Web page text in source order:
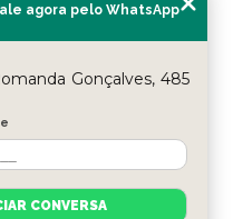
Mansur
agora pelo WhatsApp
Gonçalves, 485
CONVERSA